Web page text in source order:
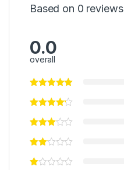
Based on 0 reviews
0.0
overall